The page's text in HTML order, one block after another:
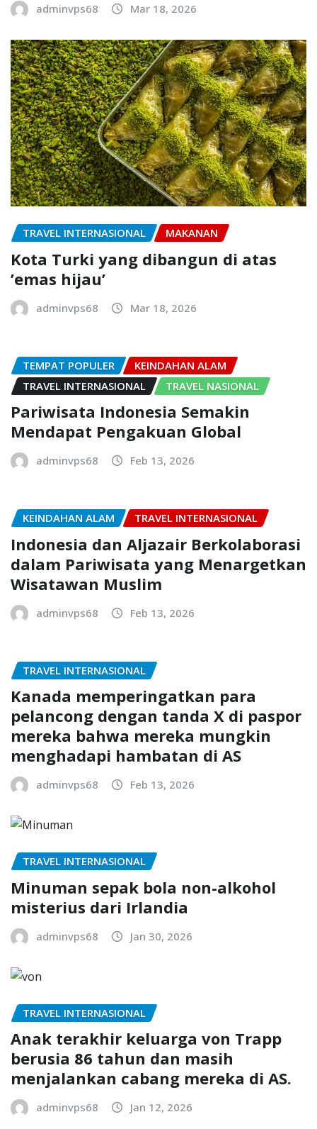
adminvps68 Mar 18, 2026
TRAVEL INTERNASIONAL MAKANAN
Kota Turki yang dibangun di atas
’emas hijau’
adminvps68 Mar 18, 2026
TEMPAT POPULER
KEINDAHAN ALAM
TRAVEL INTERNASIONAL
TRAVEL NASIONAL
Pariwisata Indonesia Semakin
Mendapat Pengakuan Global
adminvps68 Feb 13, 2026
KEINDAHAN ALAM TRAVEL INTERNASIONAL
Indonesia dan Aljazair Berkolaborasi
dalam Pariwisata yang Menargetkan
Wisatawan Muslim
adminvps68 Feb 13, 2026
TRAVEL INTERNASIONAL
Kanada memperingatkan para
pelancong dengan tanda X di paspor
mereka bahwa mereka mungkin
menghadapi hambatan di AS
adminvps68 Feb 13, 2026
TRAVEL INTERNASIONAL
Minuman sepak bola non-alkohol
misterius dari Irlandia
adminvps68 Jan 30, 2026
TRAVEL INTERNASIONAL
Anak terakhir keluarga von Trapp
berusia 86 tahun dan masih
menjalankan cabang mereka di AS.
adminvps68 Jan 12, 2026